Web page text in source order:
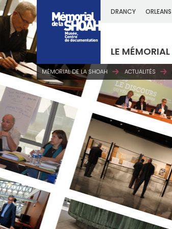
DRANCY ORLEANS
LE MÉMORIAL
MÉMORIAL DE LA SHOAH ACTUALITÉS